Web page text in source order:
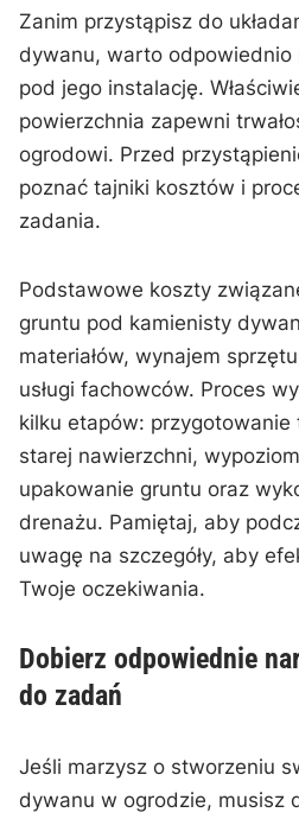
Zanim przystąpisz do
dywanu, warto odpowiednio
pod jego instalację.
⁢powierzchnia zapewni
ogrodowi. Przed
poznać tajniki kosztów i⁣
zadania.
Podstawowe‌ koszty
gruntu pod kamienisty
materiałów, ⁣wynajem
usługi fachowców.‌ Proces
⁤kilku etapów: przygotowanie
starej nawierzchni,​
⁢upakowanie gruntu oraz
⁢drenażu. Pamiętaj, ‌aby
uwagę na szczegóły, aby
Twoje oczekiwania.
Dobierz odpowiednie
do zadań
Jeśli marzysz o stworzeniu​
dywanu ⁣w ogrodzie, musisz